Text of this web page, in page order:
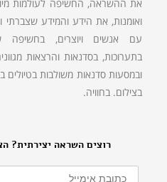
רוצים השראה יצירתית?
את ההשראה, החשיפה לעולמות
ואומנות, את הידע והמידע שצברתי
עם אנשים ויוצרים, בחשיפה
בתערוכות, בסדנאות והרצאות
ובמסעות סדנאות משולבות בטיולים
בצילום. בחוויה.